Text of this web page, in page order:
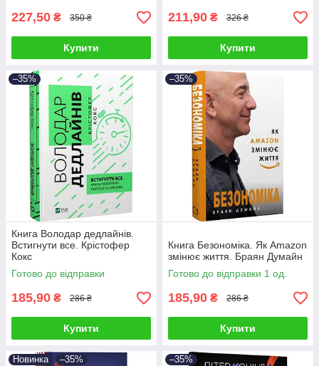
227,50 ₴ 350 ₴
Купити
211,90 ₴ 326 ₴
Купити
–35%
Книга Володар дедлайнів.
Встигнути все. Крістофер
Кокс
Готово до відправки
185,90 ₴ 286 ₴
Купити
–35%
Книга Безономіка. Як Amazon
змінює життя. Браян Думайн
Готово до відправки 1 од.
185,90 ₴ 286 ₴
Купити
Новинка –35% –35%